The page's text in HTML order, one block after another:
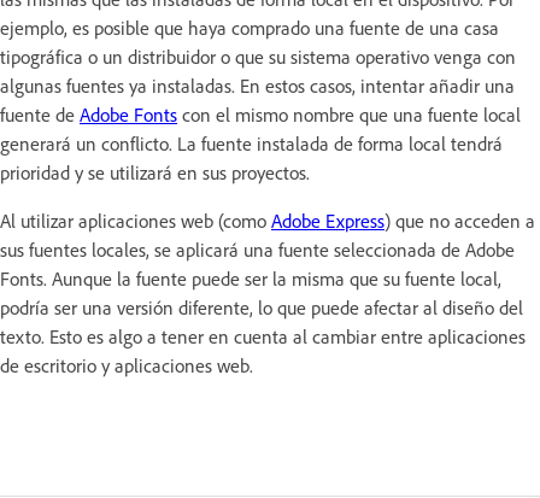
ejemplo, es posible que haya comprado una fuente de una casa
tipográfica o un distribuidor o que su sistema operativo venga con
algunas fuentes ya instaladas. En estos casos, intentar añadir una
fuente de Adobe Fonts con el mismo nombre que una fuente local
generará un conflicto. La fuente instalada de forma local tendrá
prioridad y se utilizará en sus proyectos.
Al utilizar aplicaciones web (como Adobe Express) que no acceden a
sus fuentes locales, se aplicará una fuente seleccionada de Adobe
Fonts. Aunque la fuente puede ser la misma que su fuente local,
podría ser una versión diferente, lo que puede afectar al diseño del
texto. Esto es algo a tener en cuenta al cambiar entre aplicaciones
de escritorio y aplicaciones web.